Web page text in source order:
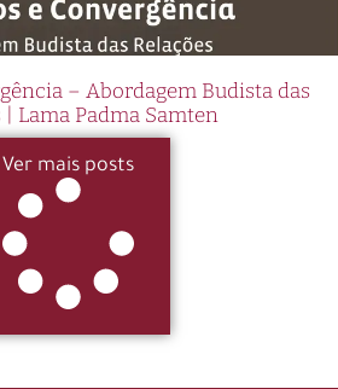
– Abordagem Budista das
| Lama Padma Samten
Ver mais posts